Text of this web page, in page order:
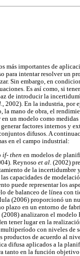
más importantes de
para intentar resolver un
Sin embargo, en
Es así como, si
de introducir la
., 2002). En la industria, por
mano de obra, el
un modelo como
factores internos y
difusos. A
en el campo industrial:
if- then en modelos de
Reynoso et al. (2002)
de la incertidumbre
capacidades de
puede representar los
de balanceo de línea
(2006) proporcionó un
en un entorno de
analizaron el modelo
tener lugar en la
con niveles de
productos de acuerdo al
difusa aplicados a la
tanto en la función